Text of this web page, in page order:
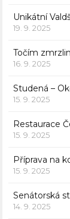
Unikátní
19. 9. 2025
Točím
16. 9. 2025
Studená –
15. 9. 2025
Restaurace
15. 9. 2025
Příprava na
15. 9. 2025
Senátorská
14. 9. 2025